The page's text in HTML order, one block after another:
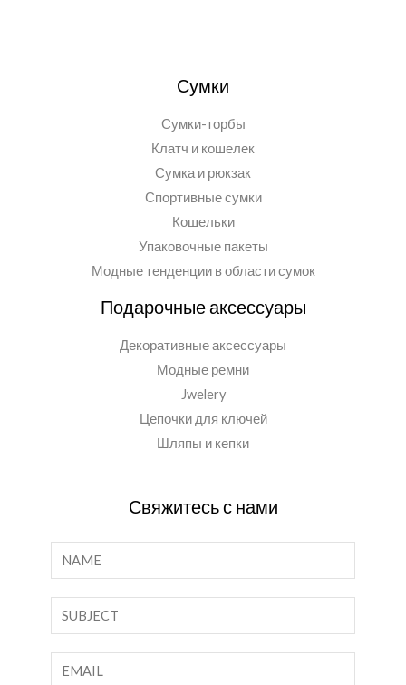
Сумки
Сумки-торбы
Клатч и кошелек
Сумка и рюкзак
Спортивные сумки
Кошельки
Упаковочные пакеты
Модные тенденции в области сумок
Подарочные аксессуары
Декоративные аксессуары
Модные ремни
Jwelery
Цепочки для ключей
Шляпы и кепки
Свяжитесь с нами
м
я
д
н